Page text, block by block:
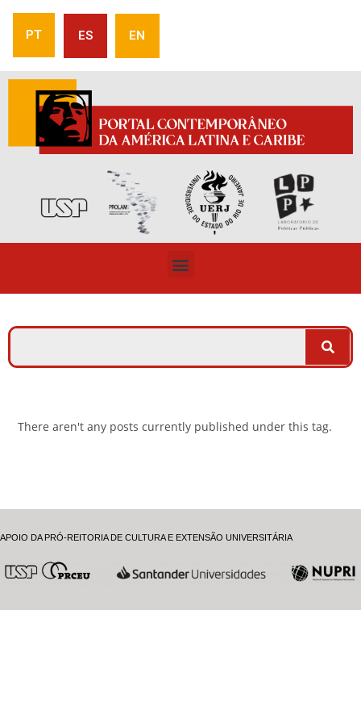
PT ES EN
There aren't any posts currently published under this tag.
APOIO DA PRÓ-REITORIA DE CULTURA E EXTENSÃO UNIVERSITÁRIA